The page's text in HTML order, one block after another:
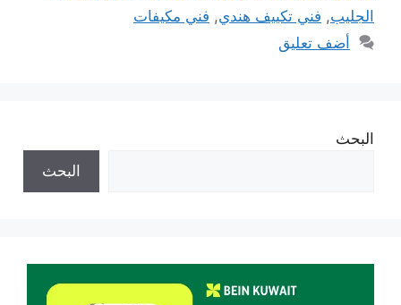
الجليب, فني تكييف هندي, فني مكيفات
أضف تعليق
البحث
البحث